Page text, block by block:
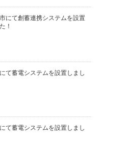
にて創蓄連携システムを設置
！
て蓄電システムを設置しまし
て蓄電システムを設置しまし